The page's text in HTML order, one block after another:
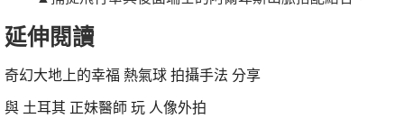
延伸閱讀
奇幻大地上的幸福 熱氣球 拍攝手法 分享
與 土耳其 正妹醫師 玩 人像外拍